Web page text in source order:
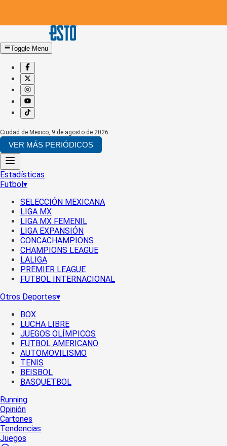
Toggle Menu
Ciudad de Mexico, 9 de agosto de 2026
VER MÁS PERIÓDICOS
Estadísticas
Futbol▾
SELECCIÓN MEXICANA
LIGA MX
LIGA MX FEMENIL
LIGA EXPANSIÓN
CONCACHAMPIONS
CHAMPIONS LEAGUE
LALIGA
PREMIER LEAGUE
FUTBOL INTERNACIONAL
Otros Deportes▾
BOX
LUCHA LIBRE
JUEGOS OLÍMPICOS
FUTBOL AMERICANO
AUTOMOVILISMO
TENIS
BEISBOL
BASQUETBOL
Running
Opinión
Cartones
Tendencias
Juegos